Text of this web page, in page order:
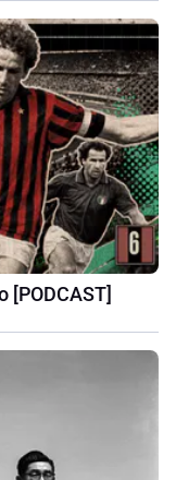
[PODCAST]